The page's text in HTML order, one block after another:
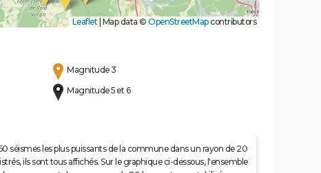
Leaflet Map data © OpenStreetMapcontributors
Magnitude 3
Magnitude 5 et 6
séismes les plus puissants de la commune dans un rayon de 20
ils sont tous affichés. Sur le graphique ci-dessous, l'ensemble